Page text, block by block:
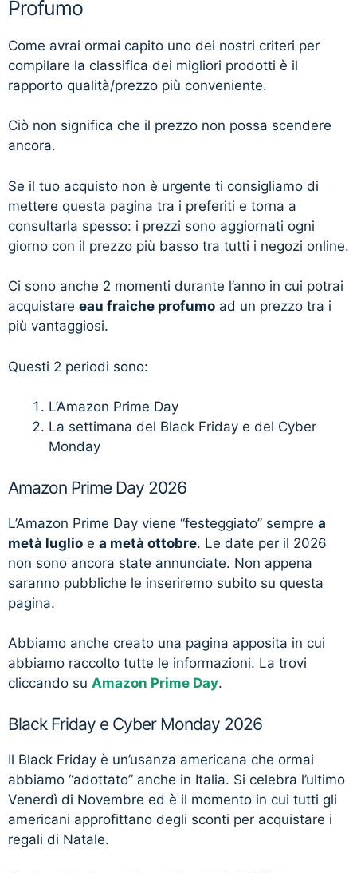
Profumo
Come avrai ormai capito uno dei nostri criteri per
compilare la classifica dei migliori prodotti è il
rapporto qualità/prezzo più conveniente.
Ciò non significa che il prezzo non possa scendere
ancora.
Se il tuo acquisto non è urgente ti consigliamo di
mettere questa pagina tra i preferiti e torna a
consultarla spesso: i prezzi sono aggiornati ogni
giorno con il prezzo più basso tra tutti i negozi online.
Ci sono anche 2 momenti durante l’anno in cui potrai
acquistare eau fraiche profumo ad un prezzo tra i
più vantaggiosi.
Questi 2 periodi sono:
L’Amazon Prime Day
La settimana del Black Friday e del Cyber
Monday
Amazon Prime Day 2026
L’Amazon Prime Day viene “festeggiato” sempre a
metà luglio e a metà ottobre. Le date per il 2026
non sono ancora state annunciate. Non appena
saranno pubbliche le inseriremo subito su questa
pagina.
Abbiamo anche creato una pagina apposita in cui
abbiamo raccolto tutte le informazioni. La trovi
cliccando su Amazon Prime Day.
Black Friday e Cyber Monday 2026
Il Black Friday è un’usanza americana che ormai
abbiamo “adottato” anche in Italia. Si celebra l’ultimo
Venerdì di Novembre ed è il momento in cui tutti gli
americani approfittano degli sconti per acquistare i
regali di Natale.